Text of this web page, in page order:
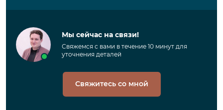
Мы сейчас на связи!
Свяжемся с вами в течение 10 минут для
уточнения деталей
Свяжитесь со мной